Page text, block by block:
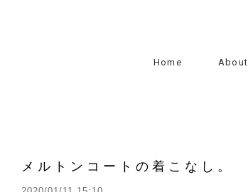
Home About
メルトンコートの着こなし。